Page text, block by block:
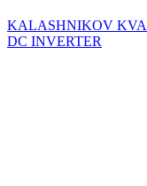
KALASHNIKOV
DC INVERTER